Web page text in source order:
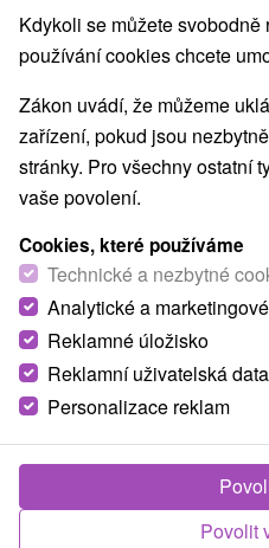
Nejprodávanější
1.
Adults Friendly Hotel
s horskou pláží,
Tri Studničky Adult
Snídaně,
Užijte si pobyt a získejte
Kdykoli se můžete svobodně
používání cookies chcete
Zákon uvádí, že můžeme
zařízení, pokud jsou
stránky. Pro všechny ostatní
vaše povolení.
Cookies, které používáme
Technické a nezbytné
Analytické a
Reklamné úložisko
Reklamní uživatelská data
Personalizace reklam
Povolit